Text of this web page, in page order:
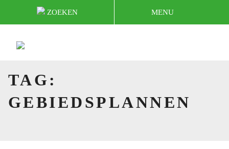
springen
ZOEKEN MENU
TAG:
GEBIEDSPLANNEN